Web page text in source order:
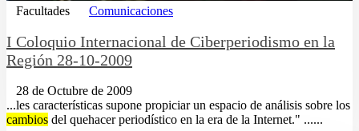
Facultades Comunicaciones
I Coloquio Internacional de Ciberperiodismo en la
Región 28-10-2009
28 de Octubre de 2009
...les características supone propiciar un espacio de análisis sobre los
cambios del quehacer periodístico en la era de la Internet." ......